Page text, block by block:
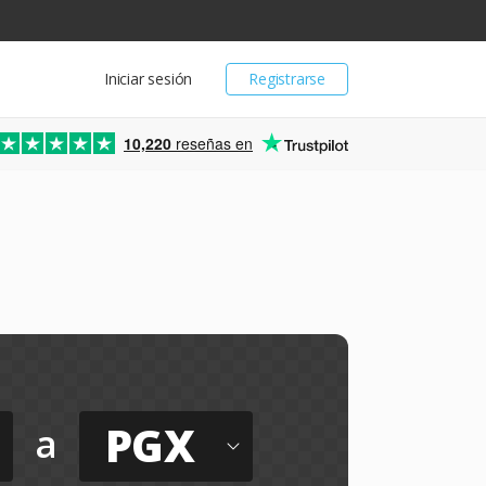
Registrarse
Iniciar sesión
10,220 reseñas en
a PGX